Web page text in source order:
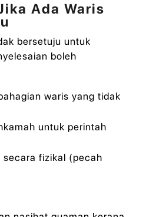
Ada Waris
bersetuju untuk
boleh
waris yang tidak
untuk perintah
secara fizikal (pecah